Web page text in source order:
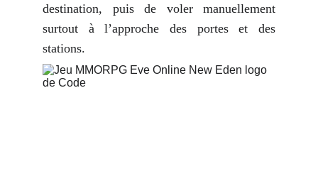
destination, puis de voler manuellement
surtout à l’approche des portes et des
stations.